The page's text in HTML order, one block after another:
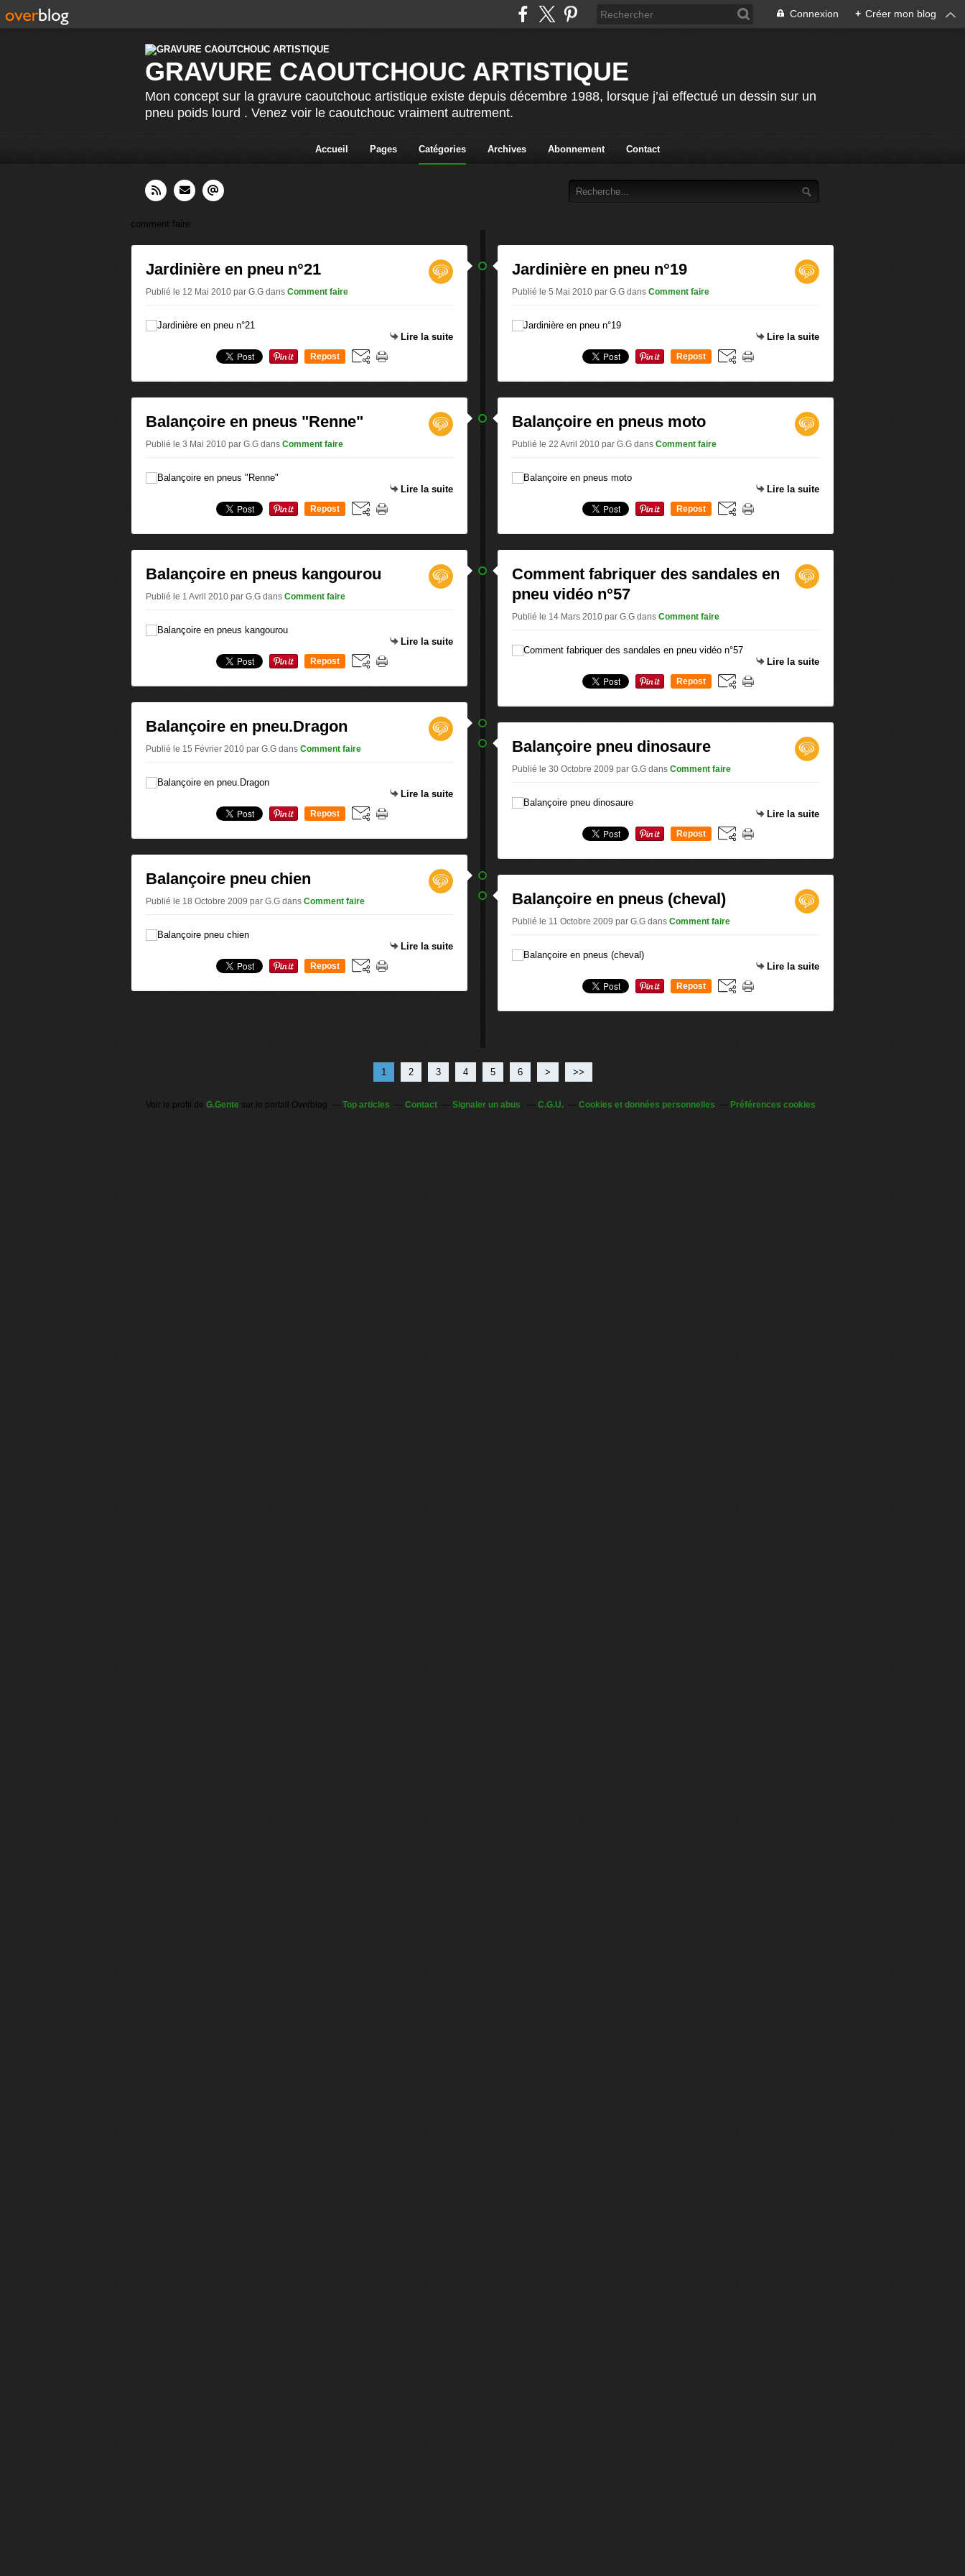
Connexion + Créer mon blog
GRAVURE CAOUTCHOUC ARTISTIQUE
Mon concept sur la gravure caoutchouc artistique existe depuis décembre 1988, lorsque j’ai effectué un dessin sur un
pneu poids lourd . Venez voir le caoutchouc vraiment autrement.
Accueil Pages Catégories Archives Abonnement Contact
comment faire
Jardinière en pneu n°21
Publié le 12 Mai 2010 par G.G dans Comment faire
Lire la suite
Repost
Balançoire en pneus "Renne"
Publié le 3 Mai 2010 par G.G dans Comment faire
Lire la suite
Repost
Balançoire en pneus kangourou
Publié le 1 Avril 2010 par G.G dans Comment faire
Lire la suite
Repost
Balançoire en pneu.Dragon
Publié le 15 Février 2010 par G.G dans Comment faire
Lire la suite
Repost
Balançoire pneu chien
Publié le 18 Octobre 2009 par G.G dans Comment faire
Lire la suite
Repost
Jardinière en pneu n°19
Publié le 5 Mai 2010 par G.G dans Comment faire
Lire la suite
Repost
Balançoire en pneus moto
Publié le 22 Avril 2010 par G.G dans Comment faire
Lire la suite
Repost
Comment fabriquer des sandales en
pneu vidéo n°57
Publié le 14 Mars 2010 par G.G dans Comment faire
Lire la suite
Repost
Balançoire pneu dinosaure
Publié le 30 Octobre 2009 par G.G dans Comment faire
Lire la suite
Repost
Balançoire en pneus (cheval)
Publié le 11 Octobre 2009 par G.G dans Comment faire
Lire la suite
Repost
1 2 3 4 5 6 > >>
Voir le profil de G.Gente sur le portail Overblog Top articles Contact Signaler un abus C.G.U. Cookies et données personnelles Préférences cookies